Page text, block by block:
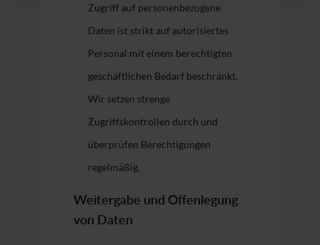
Zugriff auf personenbezogene
Daten ist strikt auf autorisiertes
Personal mit einem berechtigten
geschäftlichen Bedarf beschränkt.
Wir setzen strenge
Zugriffskontrollen durch und
überprüfen Berechtigungen
regelmäßig.
Weitergabe und Offenlegung
von Daten